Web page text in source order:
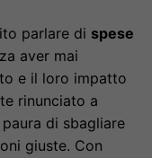
parlare di spese
aver mai
e il loro impatto
rinunciato a
di sbagliare
giuste. Con